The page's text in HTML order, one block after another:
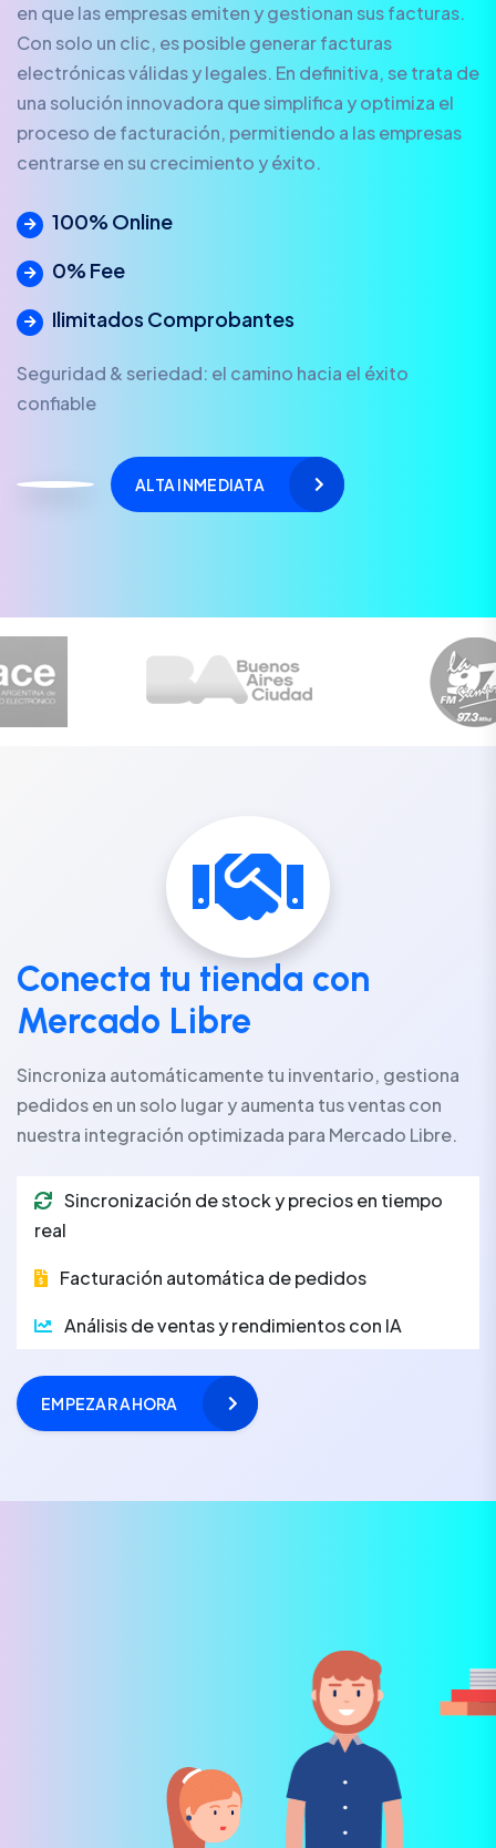
en que las empresas emiten y gestionan sus facturas.
Con solo un clic, es posible generar facturas
electrónicas válidas y legales. En definitiva, se trata de
una solución innovadora que simplifica y optimiza el
proceso de facturación, permitiendo a las empresas
centrarse en su crecimiento y éxito.
100% Online
0% Fee
Ilimitados Comprobantes
Seguridad & seriedad: el camino hacia el éxito
confiable
ALTA INMEDIATA
Conecta tu tienda con
Mercado Libre
Sincroniza automáticamente tu inventario, gestiona
pedidos en un solo lugar y aumenta tus ventas con
nuestra integración optimizada para Mercado Libre.
Sincronización de stock y precios en tiempo
real
Facturación automática de pedidos
Análisis de ventas y rendimientos con IA
EMPEZAR AHORA